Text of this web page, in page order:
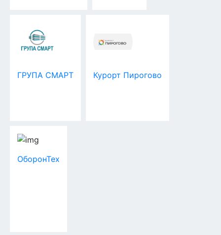
ГРУПА СМАРТ Курорт Пирогово
ОборонТех